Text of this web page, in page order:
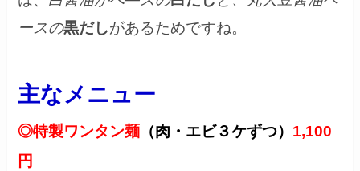
ースの黒だしがあるためですね。
主なメニュー
◎特製ワンタン麺 （肉・エビ３ケずつ） 1,100
円